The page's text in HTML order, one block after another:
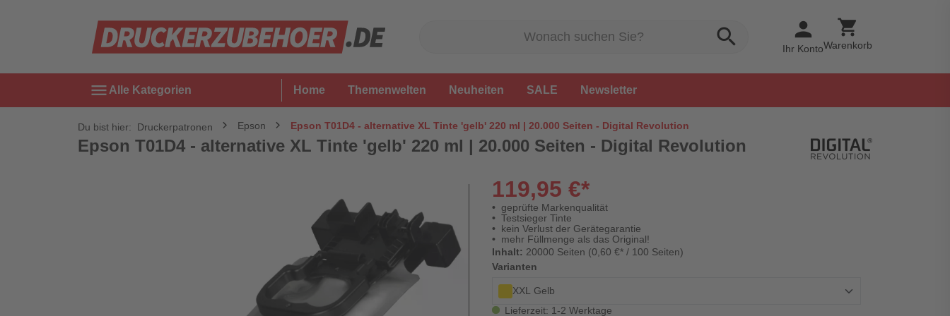
search person
Ihr Konto
shopping_cart
Warenkorb
menu Alle Kategorien Home Themenwelten Neuheiten SALE Newsletter
Du bist hier: Druckerpatronen Epson Epson T01D4 - alternative XL Tinte 'gelb' 220 ml | 20.000 Seiten - Digital Revolution
Epson T01D4 - alternative XL Tinte 'gelb' 220 ml | 20.000 Seiten - Digital Revolution
119,95 €*
geprüfte Markenqualität
Testsieger Tinte
kein Verlust der Gerätegarantie
mehr Füllmenge als das Original!
Inhalt: 20000 Seiten (0,60 €* / 100 Seiten)
Varianten
XXL Gelb
Lieferzeit: 1-2 Werktage